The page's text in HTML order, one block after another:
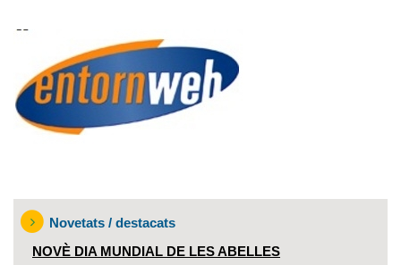
Novetats / destacats
NOVÈ DIA MUNDIAL DE LES ABELLES